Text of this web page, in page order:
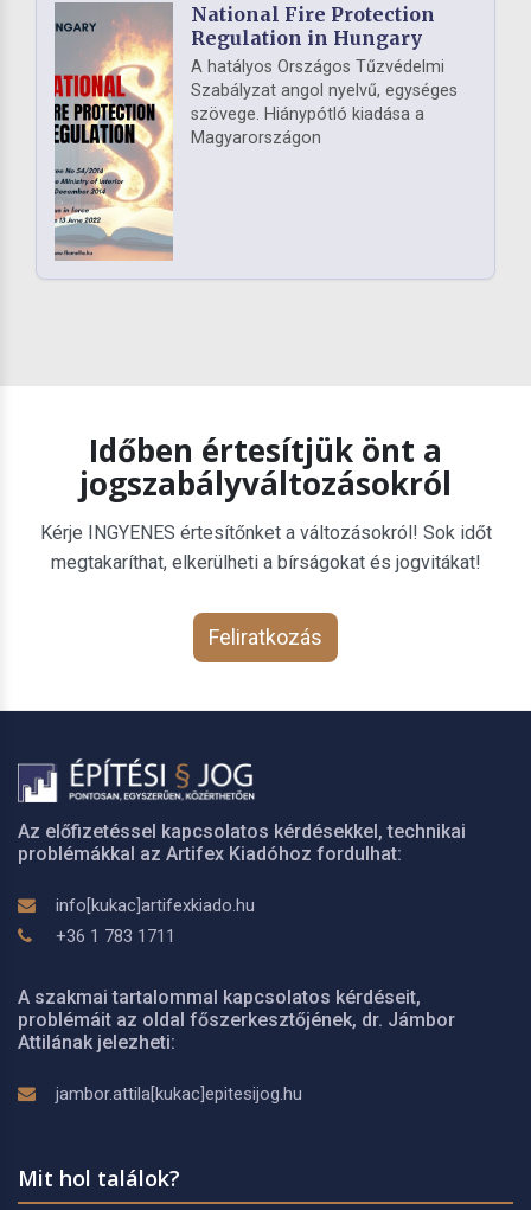
National Fire Protection
Regulation in Hungary
A hatályos Országos Tűzvédelmi
Szabályzat angol nyelvű, egységes
szövege. Hiánypótló kiadása a
Magyarországon
Időben értesítjük önt a
jogszabályváltozásokról
Kérje INGYENES értesítőnket a változásokról! Sok időt
megtakaríthat, elkerülheti a bírságokat és jogvitákat!
Feliratkozás
Az előfizetéssel kapcsolatos kérdésekkel, technikai
problémákkal az Artifex Kiadóhoz fordulhat:
info[kukac]artifexkiado.hu
+36 1 783 1711
A szakmai tartalommal kapcsolatos kérdéseit,
problémáit az oldal főszerkesztőjének, dr. Jámbor
Attilának jelezheti:
jambor.attila[kukac]epitesijog.hu
Mit hol találok?